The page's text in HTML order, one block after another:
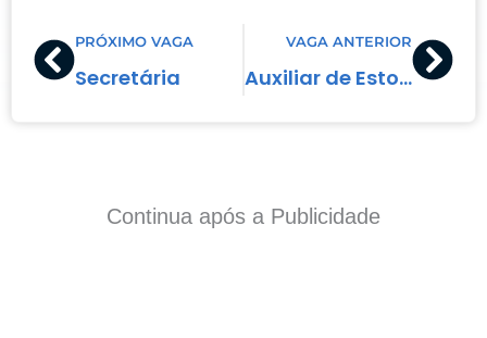
Prev
PRÓXIMO VAGA
Secretária
VAGA ANTERIOR
Auxiliar de Estoque
Continua após a Publicidade